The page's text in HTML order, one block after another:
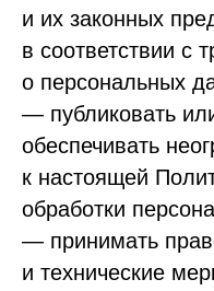
и их законных
в соответствии с
о персональных
— публиковать
обеспечивать
к настоящей
обработки
— принимать
и технические